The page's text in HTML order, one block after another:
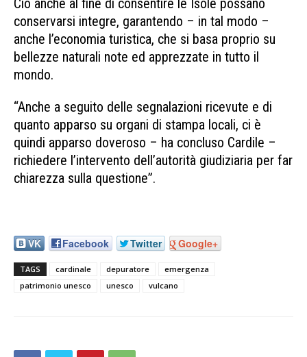
conservarsi integre, garantendo – in tal modo –
anche l’economia turistica, che si basa proprio su
bellezze naturali note ed apprezzate in tutto il
mondo.
“Anche a seguito delle segnalazioni ricevute e di
quanto apparso su organi di stampa locali, ci è
quindi apparso doveroso – ha concluso Cardile –
richiedere l’intervento dell’autorità giudiziaria per far
chiarezza sulla questione”.
VK Facebook Twitter Google+
TAGS cardinale depuratore
emergenza
patrimonio unesco
unesco vulcano